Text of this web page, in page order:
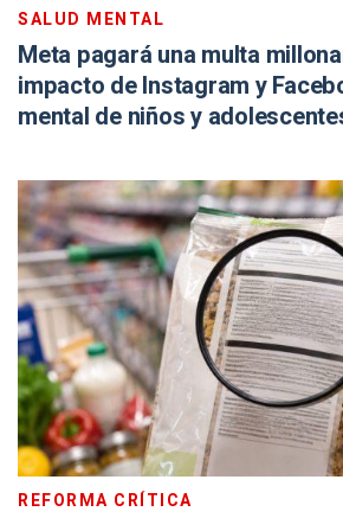
SALUD MENTAL
Meta pagará una multa
impacto de Instagram y
mental de niños y
REFORMA CRÍTICA